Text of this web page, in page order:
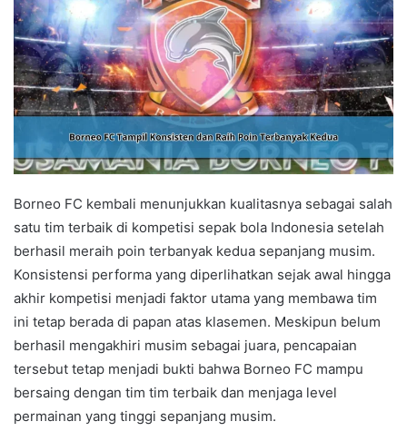
Borneo FC kembali menunjukkan kualitasnya sebagai salah
satu tim terbaik di kompetisi sepak bola Indonesia setelah
berhasil meraih poin terbanyak kedua sepanjang musim.
Konsistensi performa yang diperlihatkan sejak awal hingga
akhir kompetisi menjadi faktor utama yang membawa tim
ini tetap berada di papan atas klasemen. Meskipun belum
berhasil mengakhiri musim sebagai juara, pencapaian
tersebut tetap menjadi bukti bahwa Borneo FC mampu
bersaing dengan tim tim terbaik dan menjaga level
permainan yang tinggi sepanjang musim.